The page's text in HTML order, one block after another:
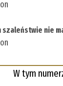
szaleństwie nie
W tym